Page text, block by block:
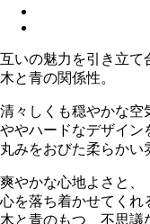
互いの魅力を引き立て
木と青の関係性。
清々しくも穏やかな空
ややハードなデザイン
丸みをおびた柔らかい
爽やかな心地よさと、
心を落ち着かせてくれ
木と青のもつ、不思議